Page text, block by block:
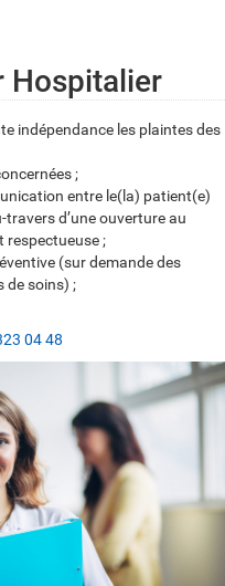
Hospitalier
indépendance les plaintes des
;
entre le(la) patient(e)
d’une ouverture au
respectueuse ;
(sur demande des
de soins) ;
04 48